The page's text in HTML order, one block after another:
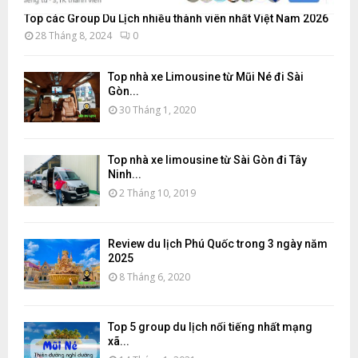
Top các Group Du Lịch nhiều thành viên nhất Việt Nam 2026
28 Tháng 8, 2024 0
Top nhà xe Limousine từ Mũi Né đi Sài
Gòn...
30 Tháng 1, 2020
Top nhà xe limousine từ Sài Gòn đi Tây
Ninh...
2 Tháng 10, 2019
Review du lịch Phú Quốc trong 3 ngày năm
2025
8 Tháng 6, 2020
Top 5 group du lịch nổi tiếng nhất mạng
xã...